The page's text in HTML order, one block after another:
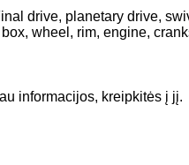
drive, planetary drive,
wheel, rim, engine,
informacijos, kreipkitės į jį.